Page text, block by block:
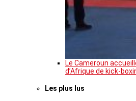
Le Cameroun
d’Afrique de kick-
Les plus lus